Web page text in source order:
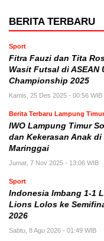
BERITA TERBARU
Sport
Fitra Fauzi dan Tita
Wasit Futsal di ASEAN
Championship 2025
Kamis, 25 Des 2025 - 00:56 WIB
Berita Terbaru Lampung Timur
IWO Lampung Timur
dan Kekerasan Anak di
Maringgai
Jumat, 7 Nov 2025 - 13:06 WIB
Sport
Indonesia Imbang 1-1
Lions Lolos ke
2026
Sabtu, 8 Agu 2026 - 01:49 WIB